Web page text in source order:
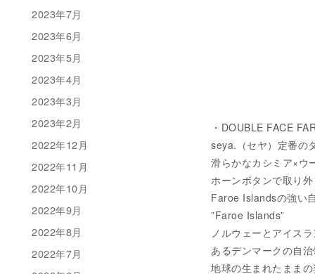
・DOUBLE FACE
seya.（セヤ）定番の
滑らかなカシミア×ウ
ホーンボタンで取り
Faroe Islandsの強い
”Faroe Islands”
ノルウェーとアイス
あるデンマークの自
地球の生まれたまま
2023年7月
2023年6月
2023年5月
2023年4月
2023年3月
2023年2月
2022年12月
2022年11月
2022年10月
2022年9月
2022年8月
2022年7月